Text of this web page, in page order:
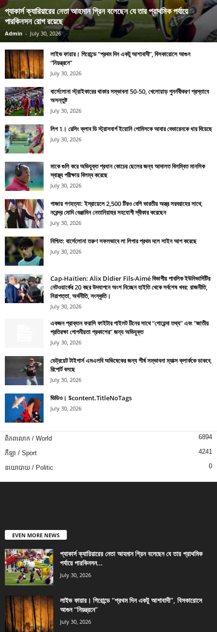
প্যাকার্স ক্যারিয়ারের নেতা আহমান গ্রিন বলেছেন যে তার প্রাথমিক পর্যায়ে
পারকিনসন রোগ রয়েছে
Admin - July 30, 2026
লাইভ ফায়ার। গিরোন্ডে “প্রথম দিন একটু আশাবাদী”, বিসকারোসে আগুন
“নিয়ন্ত্রনে”
July 30, 2026
বার্সেলোনা স্ট্রাইকারের থাকার সম্ভাবনা 50-50, খেলোয়াড় পুনর্নবীকরণ প্রস্তাবে
অসন্তুষ্ট
July 30, 2026
লিগ 1। রেসিং ক্লাব ডি স্ট্রাসবার্গ ইয়োনি গোমিসকে আবার বেভারেনকে ধার দিয়েছে
July 30, 2026
মাকে গুলি করে অভিযুক্ত প্রধান কোচের ছেলের জন্য আদালত বিলম্বিত মানসিক
স্বাস্থ্য পরীক্ষায় বিলম্ব করেছে
July 30, 2026
গাজায় গণহত্যা: ইস্রায়েলে 2,500 টিরও বেশি ভারতীয় অস্ত্র সরবরাহের সাথে,
নরেন্দ্র মোদি বেঞ্জামিন নেতানিয়াহুর সহযোগী স্বীকার করেছেন
July 30, 2026
নিশ্চিত: বার্সেলোনা তরুণ সফলভাবে লা লিগার প্রথম দলে সাইন আপ করেছে
July 30, 2026
Cap-Haïtien: Alix Didier Fils-Aimé বিভাগীয় পাবলিক ইউনিভার্সিটির
নেটওয়ার্কের 20 বছর উদযাপনে অংশ নিচ্ছেন হাইতি থেকে সর্বশেষ খবর: রাজনীতি,
নিরাপত্তা, অর্থনীতি, সংস্কৃতি।
July 30, 2026
একজন প্রাক্তন ফরাসি ফাইটার পাইলট চীনের সাথে “গোয়েন্দা তথ্য” এবং “জাতীয়
প্রতিরক্ষা গোপনীয়তা প্রকাশের” জন্য অভিযুক্ত
July 30, 2026
ডেট্রয়েট টাইগার্স এমএলবি অভিষেকের জন্য শীর্ষ সম্ভাবনা ম্যাক্স ক্লার্ককে ডাকবে,
রিপোর্ট বলছে
July 30, 2026
ভিডিও। $content.TitleNoTags
July 30, 2026
ពិភពលោក / World 6894
កីឡា / Sport 4241
នយោបាយ / Politic 0
EVEN MORE NEWS
প্যাকার্স ক্যারিয়ারের নেতা আহমান গ্রিন বলেছেন যে তার প্রাথমিক
পর্যায়ে পারকিনসন...
July 30, 2026
লাইভ ফায়ার। গিরোন্ডে “প্রথম দিন একটু আশাবাদী”, বিসকারোসে
আগুন “নিয়ন্ত্রনে”
July 30, 2026